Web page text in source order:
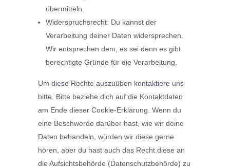
übermitteln.
Widerspruchsrecht: Du kannst der
Verarbeitung deiner Daten widersprechen.
Wir entsprechen dem, es sei denn es gibt
berechtigte Gründe für die Verarbeitung.
Um diese Rechte auszuüben kontaktiere uns
bitte. Bitte beziehe dich auf die Kontaktdaten
am Ende dieser Cookie-Erklärung. Wenn du
eine Beschwerde darüber hast, wie wir deine
Daten behandeln, würden wir diese gerne
hören, aber du hast auch das Recht diese an
die Aufsichtsbehörde (Datenschutzbehörde) zu